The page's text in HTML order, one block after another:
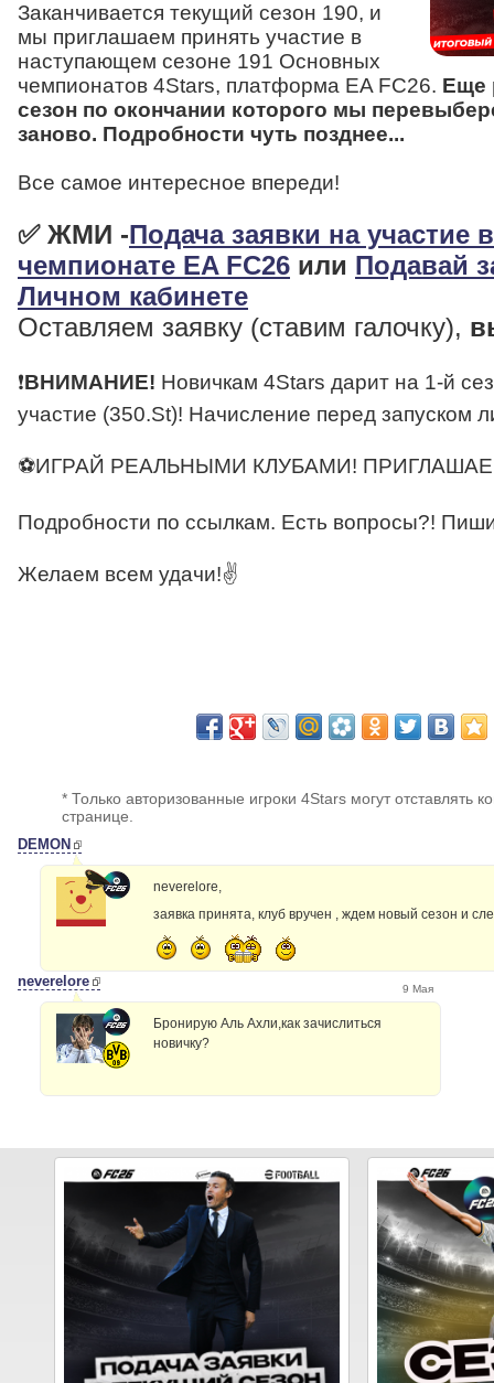
Заканчивается текущий сезон 190, и
мы приглашаем принять участие в
наступающем сезоне 191 Основных
чемпионатов 4Stars, платформа EA FC26. Еще
сезон по окончании которого мы
заново. Подробности чуть позднее...
Все самое интересное впереди!
✅ ЖМИ -Подача заявки на участие
чемпионате EA FC26 или Подавай
Личном кабинете
Оставляем заявку (ставим галочку),
❗ВНИМАНИЕ! Новичкам 4Stars дарит на 1-й
участие (350.St)! Начисление перед запуском
⚽ИГРАЙ РЕАЛЬНЫМИ КЛУБАМИ!
Подробности по ссылкам. Есть вопросы?!
Желаем всем удачи!✌
* Только авторизованные игроки 4Stars могут отставлять
странице.
DEMON
neverelore,
заявка принята, клуб вручен , ждем новый сезон и
neverelore 9 Мая
Бронирую Аль Ахли,как зачислиться
новичку?